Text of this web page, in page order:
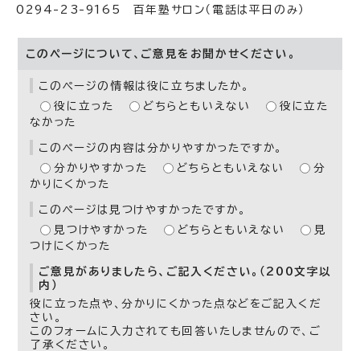
0294-23-9165 百年塾サロン（電話は平日のみ）
このページについて、ご意見をお聞かせください。
このページの情報は役に立ちましたか。
役に立った
どちらともいえない
役に立た
なかった
このページの内容は分かりやすかったですか。
分かりやすかった
どちらともいえない
分
かりにくかった
このページは見つけやすかったですか。
見つけやすかった
どちらともいえない
見
つけにくかった
ご意見がありましたら、ご記入ください。（200文字以
内）
役に立った点や、分かりにくかった点などをご記入くだ
さい。
このフォームに入力されても回答いたしませんので、ご
了承ください。